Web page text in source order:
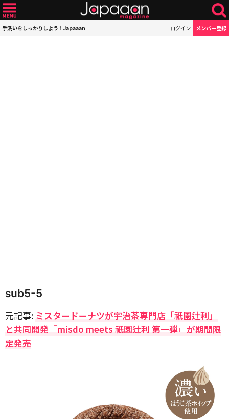
手洗いをしっかりしよう！Japaaan ログイン メンバー登録
sub5-5
元記事: ミスタードーナツが宇治茶専門店「祇園辻利」
と共同開発『misdo meets 祇園辻利 第一弾』が期間限
定発売